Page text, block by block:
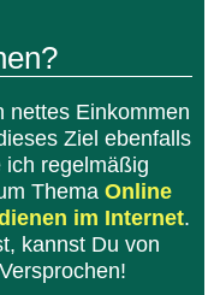
nettes Einkommen
Ziel ebenfalls
regelmäßig
Thema Online
im Internet.
kannst Du von